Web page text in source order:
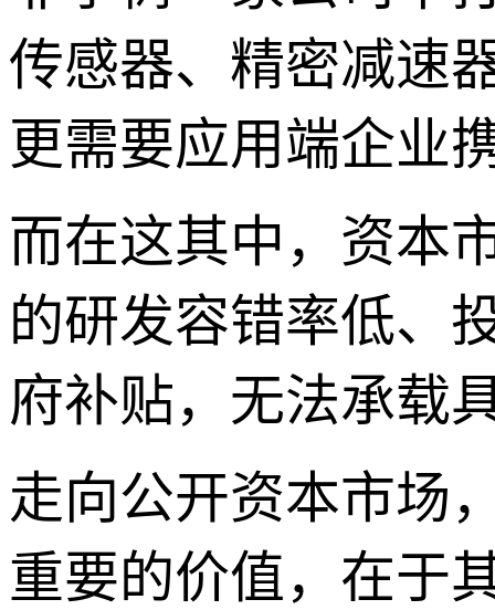
传感器、精密减速
更需要应用端企业
而在这其中，资本
的研发容错率低、
府补贴，无法承载
走向公开资本市场
重要的价值，在于